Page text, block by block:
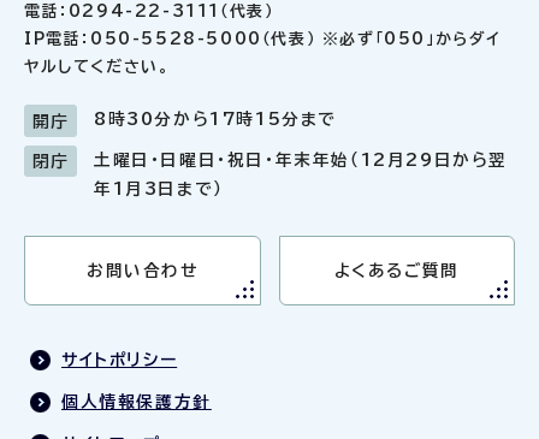
電話：0294-22-3111（代表）
IP電話：050-5528-5000（代表） ※必ず「050」からダイ
ヤルしてください。
開庁 8時30分から17時15分まで
閉庁
土曜日・日曜日・祝日・年末年始（12月29日から翌
年1月3日まで）
お問い合わせ よくあるご質問
サイトポリシー
個人情報保護方針